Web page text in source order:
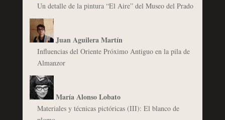
Un detalle de la pintura “El Aire” del Museo del Prado
Juan Aguilera Martín
Influencias del Oriente Próximo Antiguo en la pila de
Almanzor
María Alonso Lobato
Materiales y técnicas pictóricas (III): El blanco de